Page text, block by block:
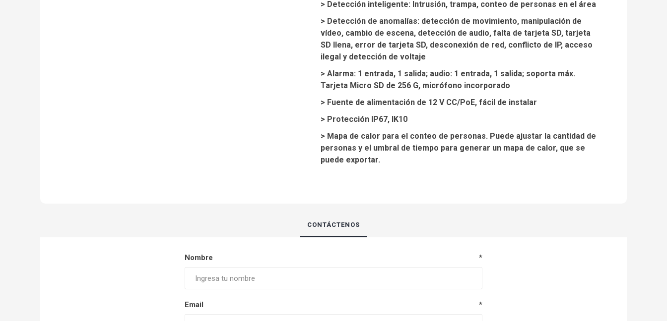
> Detección inteligente: Intrusión, trampa, conteo de personas en el área
> Detección de anomalías: detección de movimiento, manipulación de
vídeo, cambio de escena, detección de audio, falta de tarjeta SD, tarjeta
SD llena, error de tarjeta SD, desconexión de red, conflicto de IP, acceso
ilegal y detección de voltaje
> Alarma: 1 entrada, 1 salida; audio: 1 entrada, 1 salida; soporta máx.
Tarjeta Micro SD de 256 G, micrófono incorporado
> Fuente de alimentación de 12 V CC/PoE, fácil de instalar
> Protección IP67, IK10
> Mapa de calor para el conteo de personas. Puede ajustar la cantidad de
personas y el umbral de tiempo para generar un mapa de calor, que se
puede exportar.
CONTÁCTENOS
Nombre *
Email *